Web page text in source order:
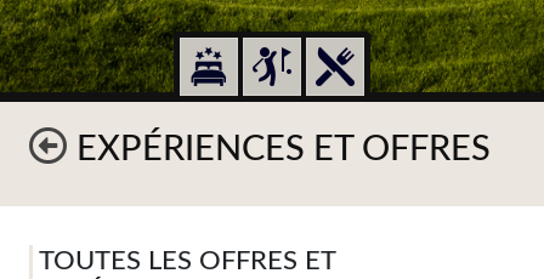
EXPÉRIENCES ET OFFRES
TOUTES LES OFFRES ET